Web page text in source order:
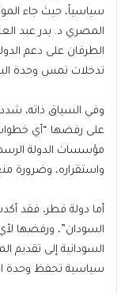
سياسياً، حيث جاء
المصري د. بدر عبد
الطرفان على دعم
تدخلات تمس وحدة
وفي السياق ذاته،
على رفضها “أي خطوات
مؤسسات الدولة
واستقراره، وضرورة
أما دولة قطر، فقد
السودان”، ورفضها
السودانية إلى تقديم
سياسية تحفظ وحدة